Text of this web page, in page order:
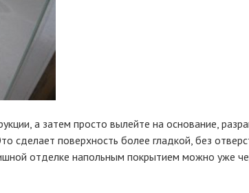
а затем просто вылейте на основание,
сделает поверхность более гладкой, без
отделке напольным покрытием можно уже